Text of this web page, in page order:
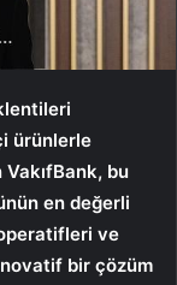
ürünlerle
VakıfBank, bu
en değerli
ve
bir çözüm